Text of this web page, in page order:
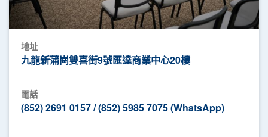
地址
九龍新蒲崗雙喜街9號匯達商業中心20樓
電話
(852) 2691 0157 / (852) 5985 7075 (WhatsApp)